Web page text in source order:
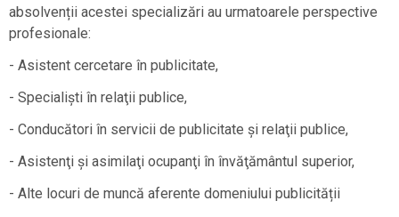
absolvenții acestei specializări au urmatoarele perspective
profesionale:
- Asistent cercetare în publicitate,
- Specialişti în relaţii publice,
- Conducători în servicii de publicitate şi relaţii publice,
- Asistenţi şi asimilaţi ocupanţi în învăţământul superior,
- Alte locuri de muncă aferente domeniului publicității